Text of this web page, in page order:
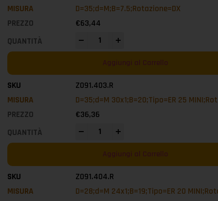
D=35;d=M;B=7.5;Rotazione=DX
€63,44
Aggiungi al Carrello
Z091.403.R
D=35;d=M 30x1;B=20;Tipo=ER 25
€36,36
Aggiungi al Carrello
Z091.404.R
D=28;d=M 24x1;B=19;Tipo=ER 20